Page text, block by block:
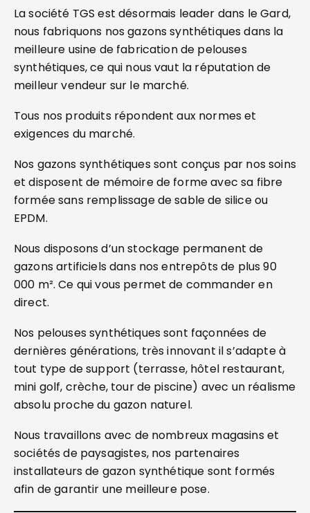
La société TGS est désormais leader dans le Gard,
nous fabriquons nos gazons synthétiques dans la
meilleure usine de fabrication de pelouses
synthétiques, ce qui nous vaut la réputation de
meilleur vendeur sur le marché.
Tous nos produits répondent aux normes et
exigences du marché.
Nos gazons synthétiques sont conçus par nos soins
et disposent de mémoire de forme avec sa fibre
formée sans remplissage de sable de silice ou
EPDM.
Nous disposons d’un stockage permanent de
gazons artificiels dans nos entrepôts de plus 90
000 m². Ce qui vous permet de commander en
direct.
Nos pelouses synthétiques sont façonnées de
dernières générations, très innovant il s’adapte à
tout type de support (terrasse, hôtel restaurant,
mini golf, crèche, tour de piscine) avec un réalisme
absolu proche du gazon naturel.
Nous travaillons avec de nombreux magasins et
sociétés de paysagistes, nos partenaires
installateurs de gazon synthétique sont formés
afin de garantir une meilleure pose.